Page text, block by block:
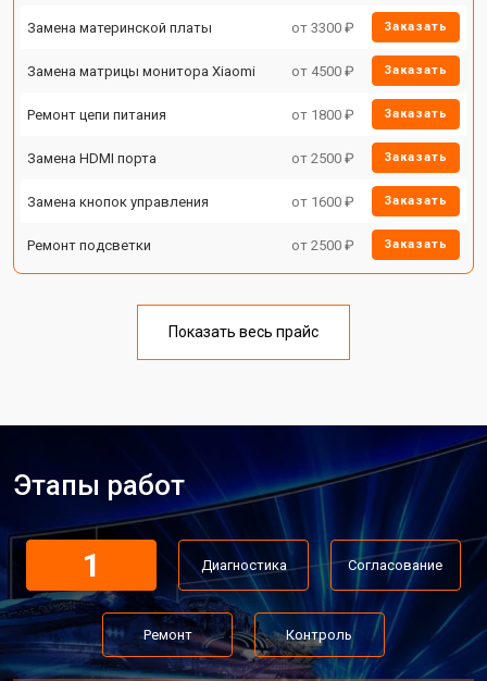
Замена материнской платы от 3300 ₽ Заказать
Замена матрицы монитора Xiaomi от 4500 ₽ Заказать
Ремонт цепи питания от 1800 ₽ Заказать
Замена HDMI порта от 2500 ₽ Заказать
Замена кнопок управления от 1600 ₽ Заказать
Ремонт подсветки от 2500 ₽ Заказать
Показать весь прайс
Этапы работ
1 Диагностика Согласование
Ремонт Контроль